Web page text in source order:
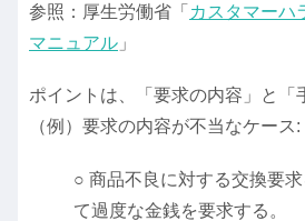
参照：厚生労働省「 カスタマーハ
マニュアル 」
ポイントは、「要求の内容」と「
（例）要求の内容が不当なケース:
○ 商品不良に対する交換要
て過度な金銭を要求する。